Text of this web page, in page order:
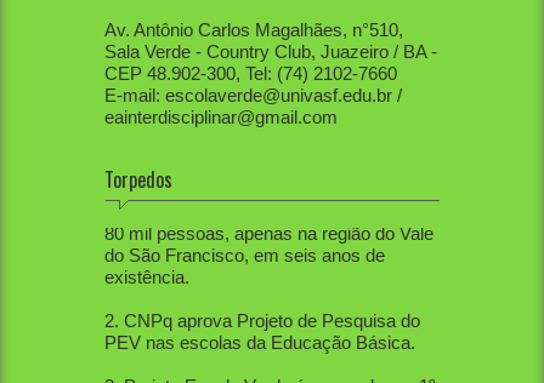
Av. Antônio Carlos Magalhães, n°510,
Sala Verde - Country Club, Juazeiro / BA -
CEP 48.902-300, Tel: (74) 2102-7660
E-mail: escolaverde@univasf.edu.br /
eainterdisciplinar@gmail.com
Torpedos
1. PEV já mobilizou diretamente mais de
80 mil pessoas, apenas na região do Vale
do São Francisco, em seis anos de
existência.
2. CNPq aprova Projeto de Pesquisa do
PEV nas escolas da Educação Básica.
3. Projeto Escola Verde é aprovado em 1º